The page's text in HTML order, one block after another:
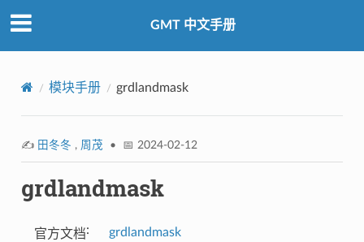
GMT 中文手册
模块手册 grdlandmask
✍️ 田冬冬 , 周茂 • 📅 2024-02-12
grdlandmask
官方文档:
grdlandmask